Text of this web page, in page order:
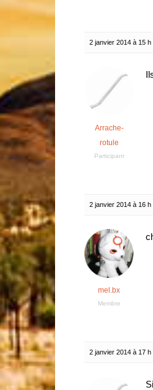
2 janvier 2014 à 15 h
Arrache-
rotule
Participant
2 janvier 2014 à 16 h
mel.bx
Membre
2 janvier 2014 à 17 h